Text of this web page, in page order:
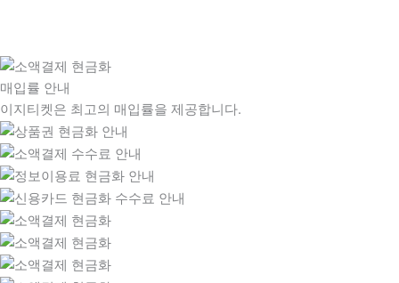
매입률 안내
이지티켓은 최고의 매입률을 제공합니다.